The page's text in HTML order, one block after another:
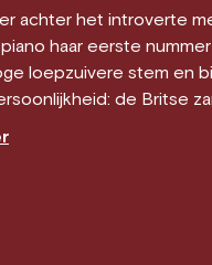
achter het introverte
haar eerste
loepzuivere stem en
de Britse